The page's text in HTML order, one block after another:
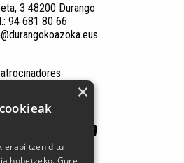
3 48200 Durango
94 681 80 66
×
erabiltzen ditu
hobetzeko. Gure